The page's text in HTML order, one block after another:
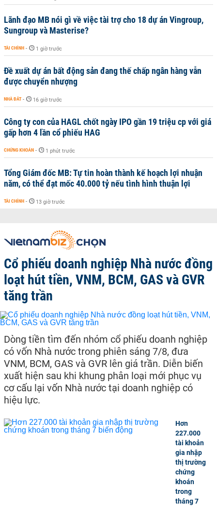
Lãnh đạo MB nói gì về việc tài trợ cho 18 dự án Vingroup,
Sungroup và Masterise?
TÀI CHÍNH - 1 giờ trước
Đề xuất dự án bất động sản đang thế chấp ngân hàng vẫn
được chuyển nhượng
NHÀ ĐẤT - 16 giờ trước
Công ty con của HAGL chốt ngày IPO gần 19 triệu cp với giá
gấp hơn 4 lần cổ phiếu HAG
CHỨNG KHOÁN - 1 phút trước
Tổng Giám đốc MB: Tự tin hoàn thành kế hoạch lợi nhuận
năm, có thể đạt mốc 40.000 tỷ nếu tình hình thuận lợi
TÀI CHÍNH - 13 giờ trước
Cổ phiếu doanh nghiệp Nhà nước đồng
loạt hút tiền, VNM, BCM, GAS và GVR
tăng trần
Dòng tiền tìm đến nhóm cổ phiếu doanh nghiệp
có vốn Nhà nước trong phiên sáng 7/8, đưa
VNM, BCM, GAS và GVR lên giá trần. Diễn biến
xuất hiện sau khi khung phân loại mới phục vụ
cơ cấu lại vốn Nhà nước tại doanh nghiệp có
hiệu lực.
Hơn
227.000
tài khoản
gia nhập
thị trường
chứng
khoán
trong
tháng 7